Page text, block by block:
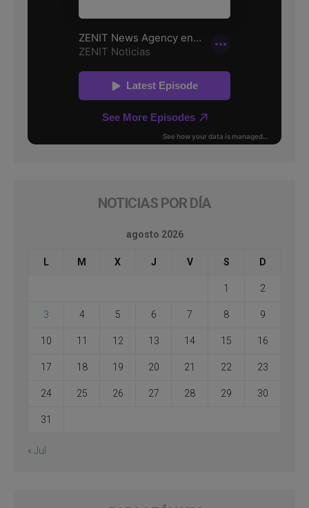
NOTICIAS POR DÍA
agosto 2026
L M X J V S D
1 2
3 4 5 6 7 8 9
10 11 12 13 14 15 16
17 18 19 20 21 22 23
24 25 26 27 28 29 30
31
« Jul